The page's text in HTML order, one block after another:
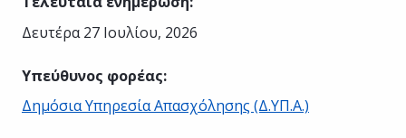
Δευτέρα 27 Ιουλίου, 2026
Υπεύθυνος φορέας:
Δημόσια Υπηρεσία Απασχόλησης (Δ.ΥΠ.Α.)